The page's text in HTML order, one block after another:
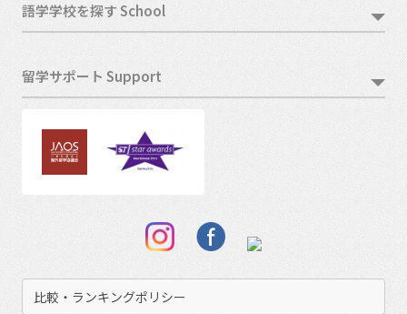
語学学校を探す School
留学サポート Support
比較・ランキングポリシー